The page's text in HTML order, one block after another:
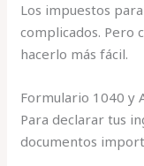
Los impuestos
complicados. Pero
hacerlo más fácil.
Formulario 1040 y
Para declarar tus
documentos